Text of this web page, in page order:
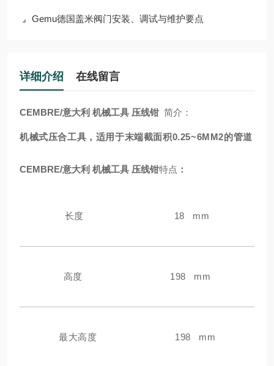
Gemu德国盖米阀门安装、调试与维护要点
详细介绍 在线留言
CEMBRE/意大利 机械工具 压线钳简介：
机械式压合工具，适用于末端截面积0.25~6MM2的管道
CEMBRE/意大利 机械工具 压线钳特点 ：
长度 18 mm
高度 198 mm
最大高度 198 mm